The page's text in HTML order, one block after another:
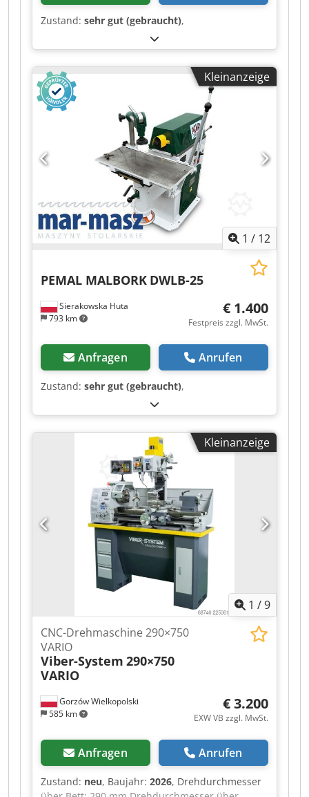
Zustand: sehr gut (gebraucht),
Kleinanzeige
1 / 12
Sierakowska Huta
793 km
PEMAL MALBORK DWLB-25
€ 1.400
Festpreis zzgl. MwSt.
Anfragen Anrufen
Zustand: sehr gut (gebraucht),
Kleinanzeige
1 /9
Gorzów Wielkopolski
585 km
CNC-Drehmaschine 290×750
VARIO
Viber-System 290×750
VARIO
€ 3.200
EXW VB zzgl. MwSt.
Anfragen Anrufen
Zustand: neu, Baujahr: 2026, Drehdurchmesser